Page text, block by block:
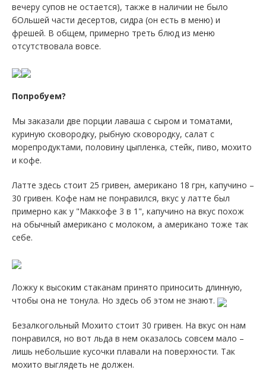
вечеру супов не остается), также в наличии не было
бОльшей части десертов, сидра (он есть в меню) и
фрешей. В общем, примерно треть блюд из меню
отсутствовала вовсе.
Попробуем?
Мы заказали две порции лаваша с сыром и томатами,
куриную сковородку, рыбную сковородку, салат с
морепродуктами, половину цыпленка, стейк, пиво, мохито
и кофе.
Латте здесь стоит 25 гривен, американо 18 грн, капучино –
30 гривен. Кофе нам не понравился, вкус у латте был
примерно как у "Маккофе 3 в 1", капучино на вкус похож
на обычный американо с молоком, а американо тоже так
себе.
Ложку к высоким стаканам принято приносить длинную,
чтобы она не тонула. Но здесь об этом не знают.
Безалкогольный Мохито стоит 30 гривен. На вкус он нам
понравился, но вот льда в нем оказалось совсем мало –
лишь небольшие кусочки плавали на поверхности. Так
мохито выглядеть не должен.